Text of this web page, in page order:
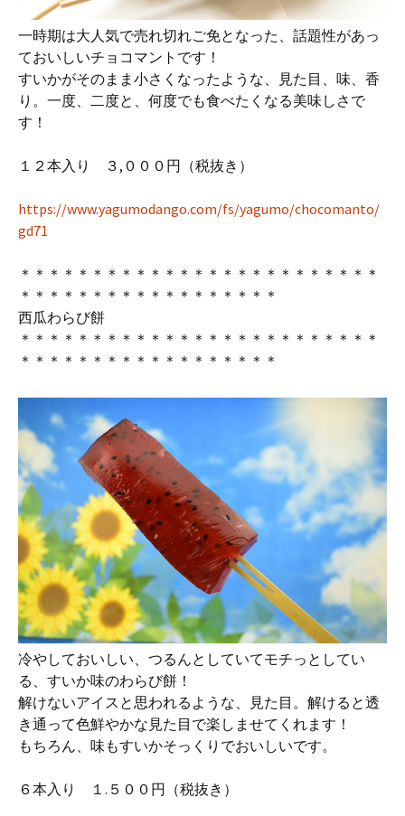
一時期は大人気で売れ切れご免となった、話題性があっ
ておいしいチョコマントです！
すいかがそのまま小さくなったような、見た目、味、香
り。一度、二度と、何度でも食べたくなる美味しさで
す！
１２本入り ３,０００円（税抜き）
https://www.yagumodango.com/fs/yagumo/chocomanto/
gd71
＊＊＊＊＊＊＊＊＊＊＊＊＊＊＊＊＊＊＊＊＊＊＊＊＊
＊＊＊＊＊＊＊＊＊＊＊＊＊＊＊＊＊＊
西瓜わらび餅
＊＊＊＊＊＊＊＊＊＊＊＊＊＊＊＊＊＊＊＊＊＊＊＊＊
＊＊＊＊＊＊＊＊＊＊＊＊＊＊＊＊＊＊
冷やしておいしい、つるんとしていてモチっとしてい
る、すいか味のわらび餅！
解けないアイスと思われるような、見た目。解けると透
き通って色鮮やかな見た目で楽しませてくれます！
もちろん、味もすいかそっくりでおいしいです。
６本入り １.５００円（税抜き）